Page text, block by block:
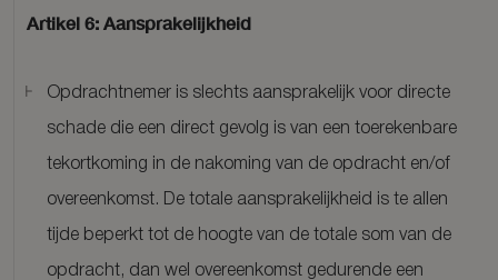
Artikel 6: Aansprakelijkheid
Opdrachtnemer is slechts aansprakelijk voor directe
schade die een direct gevolg is van een toerekenbare
tekortkoming in de nakoming van de opdracht en/of
overeenkomst. De totale aansprakelijkheid is te allen
tijde beperkt tot de hoogte van de totale som van de
opdracht, dan wel overeenkomst gedurende een